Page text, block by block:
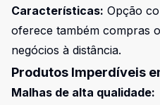
Características: Opção
oferece também compras
negócios à distância.
Produtos Imperdíveis
Malhas de alta qualidade: